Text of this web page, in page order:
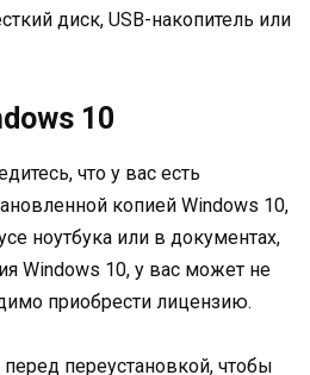
диск, USB-накопитель или
10
что у вас есть
копией Windows 10,
ноутбука или в документах,
Windows 10, у вас может не
приобрести лицензию.
переустановкой, чтобы